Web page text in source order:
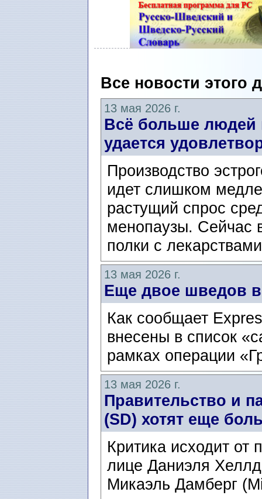
Все новости этого
13 мая 2026 г.
Всё больше людей
удается
Производство
идет слишком
растущий спрос
менопаузы. Сейчас
полки с
13 мая 2026 г.
Еще двое шведов
Как сообщает
внесены в список
рамках операции
13 мая 2026 г.
Правительство и
(SD) хотят еще
Критика исходит от
лице Даниэля
Микаэль Дамберг